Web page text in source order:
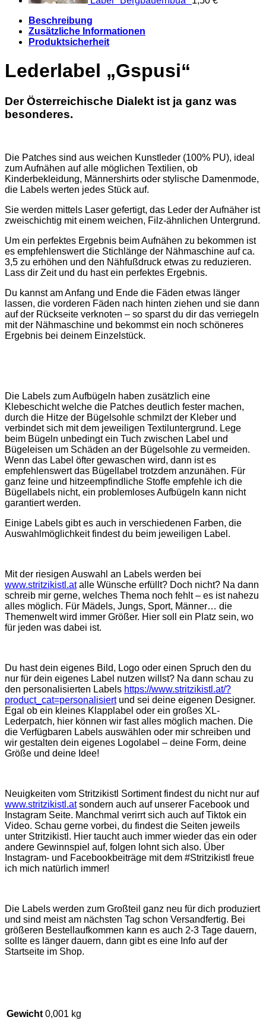
Beschreibung
Zusätzliche Informationen
Produktsicherheit
Lederlabel „Gspusi“
Der Österreichische Dialekt ist ja ganz was
besonderes.
Die Patches sind aus weichen Kunstleder (100% PU), ideal
zum Aufnähen auf alle möglichen Textilien, ob
Kinderbekleidung, Männershirts oder stylische Damenmode,
die Labels werten jedes Stück auf.
Sie werden mittels Laser gefertigt, das Leder der Aufnäher ist
zweischichtig mit einem weichen, Filz-ähnlichen Untergrund.
Um ein perfektes Ergebnis beim Aufnähen zu bekommen ist
es empfehlenswert die Stichlänge der Nähmaschine auf ca.
3,5 zu erhöhen und den Nähfußdruck etwas zu reduzieren.
Lass dir Zeit und du hast ein perfektes Ergebnis.
Du kannst am Anfang und Ende die Fäden etwas länger
lassen, die vorderen Fäden nach hinten ziehen und sie dann
auf der Rückseite verknoten – so sparst du dir das verriegeln
mit der Nähmaschine und bekommst ein noch schöneres
Ergebnis bei deinem Einzelstück.
Die Labels zum Aufbügeln haben zusätzlich eine
Klebeschicht welche die Patches deutlich fester machen,
durch die Hitze der Bügelsohle schmilzt der Kleber und
verbindet sich mit dem jeweiligen Textiluntergrund. Lege
beim Bügeln unbedingt ein Tuch zwischen Label und
Bügeleisen um Schäden an der Bügelsohle zu vermeiden.
Wenn das Label öfter gewaschen wird, dann ist es
empfehlenswert das Bügellabel trotzdem anzunähen. Für
ganz feine und hitzeempfindliche Stoffe empfehle ich die
Bügellabels nicht, ein problemloses Aufbügeln kann nicht
garantiert werden.
Einige Labels gibt es auch in verschiedenen Farben, die
Auswahlmöglichkeit findest du beim jeweiligen Label.
Mit der riesigen Auswahl an Labels werden bei
www.stritzikistl.atalle Wünsche erfüllt? Doch nicht? Na dann
schreib mir gerne, welches Thema noch fehlt – es ist nahezu
alles möglich. Für Mädels, Jungs, Sport, Männer… die
Themenwelt wird immer Größer. Hier soll ein Platz sein, wo
für jeden was dabei ist.
Du hast dein eigenes Bild, Logo oder einen Spruch den du
nur für dein eigenes Label nutzen willst? Na dann schau zu
den personalisierten Labels https://www.stritzikistl.at/?
product_cat=personalisiertund sei deine eigenen Designer.
Egal ob ein kleines Klapplabel oder ein großes XL-
Lederpatch, hier können wir fast alles möglich machen. Die
die Verfügbaren Labels auswählen oder mir schreiben und
wir gestalten dein eigenes Logolabel – deine Form, deine
Größe und deine Idee!
Neuigkeiten vom Stritzikistl Sortiment findest du nicht nur auf
www.stritzikistl.atsondern auch auf unserer Facebook und
Instagram Seite. Manchmal verirrt sich auch auf Tiktok ein
Video. Schau gerne vorbei, du findest die Seiten jeweils
unter Stritzikistl. Hier taucht auch immer wieder das ein oder
andere Gewinnspiel auf, folgen lohnt sich also. Über
Instagram- und Facebookbeiträge mit dem #Stritzikistl freue
ich mich natürlich immer!
Die Labels werden zum Großteil ganz neu für dich produziert
und sind meist am nächsten Tag schon Versandfertig. Bei
größeren Bestellaufkommen kann es auch 2-3 Tage dauern,
sollte es länger dauern, dann gibt es eine Info auf der
Startseite im Shop.
Gewicht 0,001 kg